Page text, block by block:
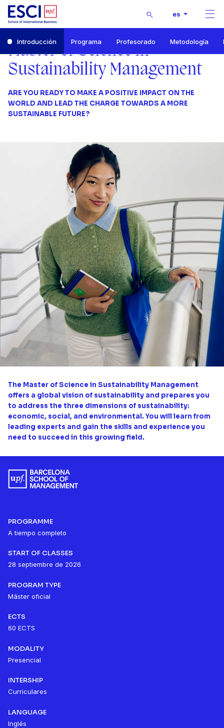
Buscar es
Master of Science in Sustainability Management
Introducción
Introducción Programa Profesorado Metodología
Master of Science in
Sustainability Management
ARE YOU READY TO MAKE A POSITIVE IMPACT ON THE
WORLD AND LEAD THE CHARGE TOWARDS A MORE
SUSTAINABLE FUTURE?
PROGRAMME
A tiempo completo
START OF CLASSES
28 septiembre de 2026
PROGRAM TYPE
Máster oficial
ECTS
60 ECTS
MODALITY
Presencial
INTERSHIP
Curriculares
LANGUAGE
Inglés
The Master of Science in Sustainability Management
offers a global vision of sustainability and prepares you
to address the three dimensions of sustainability:
economic, social, and environmental. You will learn from
leading experts and gain the skills and experience you
need to succeed in this growing field.